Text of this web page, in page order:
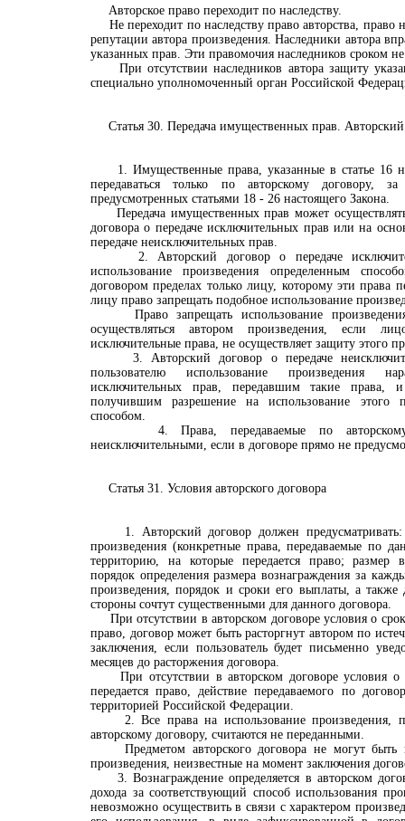
Авторское право переходит по наследству.
Не переходит по наследству право авторства, право
репутации автора произведения. Наследники автора
указанных прав. Эти правомочия наследников сроком
При отсутствии наследников автора защиту
специально уполномоченный орган Российской
Статья 30. Передача имущественных прав. Авторский
1. Имущественные права, указанные в статье 16
передаваться только по авторскому договору,
предусмотренных статьями 18 - 26 настоящего Закона.
Передача имущественных прав может
договора о передаче исключительных прав или на
передаче неисключительных прав.
2. Авторский договор о передаче
использование произведения определенным
договором пределах только лицу, которому эти права
лицу право запрещать подобное использование
Право запрещать использование
осуществляться автором произведения, если
исключительные права, не осуществляет защиту этого
3. Авторский договор о передаче
пользователю использование произведения
исключительных прав, передавшим такие
получившим разрешение на использование этого
способом.
4. Права, передаваемые по авторскому
неисключительными, если в договоре прямо не
Статья 31. Условия авторского договора
1. Авторский договор должен предусматривать:
произведения (конкретные права, передаваемые по
территорию, на которые передается право; размер
порядок определения размера вознаграждения за
произведения, порядок и сроки его выплаты, а также
стороны сочтут существенными для данного договора.
При отсутствии в авторском договоре условия о
право, договор может быть расторгнут автором по
заключения, если пользователь будет письменно
месяцев до расторжения договора.
При отсутствии в авторском договоре условия о
передается право, действие передаваемого по
территорией Российской Федерации.
2. Все права на использование произведения,
авторскому договору, считаются не переданными.
Предметом авторского договора не могут быть
произведения, неизвестные на момент заключения
3. Вознаграждение определяется в авторском
дохода за соответствующий способ использования
невозможно осуществить в связи с характером